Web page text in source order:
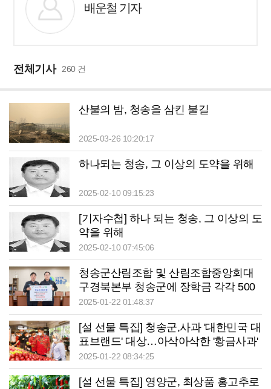
배운철 기자
전체기사 260 건
산불의 밤, 청송을 삼킨 불길
2025-03-26 10:20:17
하나되는 청송, 그 이상의 도약을 위해
2025-02-10 09:15:23
[기자수첩] 하나 되는 청송, 그 이상의 도
약을 위해
2025-02-10 07:45:06
청송군산림조합 및 산림조합중앙회대
구경북본부 청송군에 장학금 각각 500
만원 기탁
2025-01-22 01:48:37
[설 선물 특집] 청송군,사과 '대한민국 대
표브랜드' 대상…아삭아삭한 '황금사과'
당도 높아
2025-01-22 08:34:25
[설 선물 특집] 영양군, 최상품 홍고추로